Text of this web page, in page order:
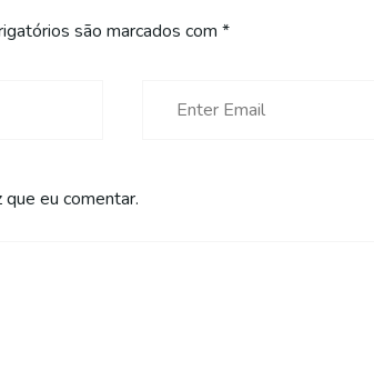
são marcados com *
eu comentar.